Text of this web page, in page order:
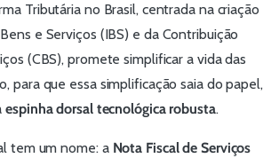
Tributária no Brasil, centrada na criação
e Serviços (IBS) e da Contribuição
(CBS), promete simplificar a vida das
para que essa simplificação saia do papel,
espinha dorsal tecnológica robusta.
tem um nome: a Nota Fiscal de Serviços